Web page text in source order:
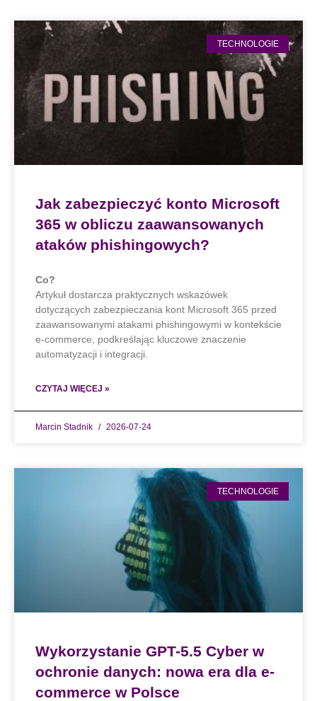
TECHNOLOGIE
Jak zabezpieczyć konto Microsoft
365 w obliczu zaawansowanych
ataków phishingowych?
Co?
Artykuł dostarcza praktycznych wskazówek
dotyczących zabezpieczania kont Microsoft 365 przed
zaawansowanymi atakami phishingowymi w kontekście
e-commerce, podkreślając kluczowe znaczenie
automatyzacji i integracji.
CZYTAJ WIĘCEJ »
Marcin Stadnik 2026-07-24
TECHNOLOGIE
Wykorzystanie GPT-5.5 Cyber w
ochronie danych: nowa era dla e-
commerce w Polsce